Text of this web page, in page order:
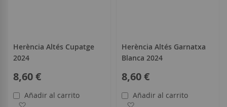
Herència Altés Cupatge
2024
8,60 €
Añadir al carrito
Herència Altés Garnatxa
Blanca 2024
8,60 €
Añadir al carrito